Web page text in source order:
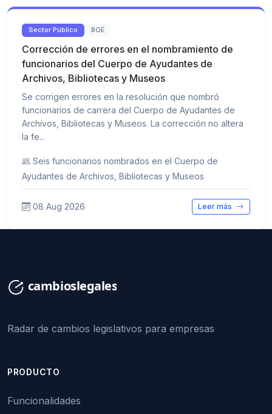
Sector Público BOE
Corrección de errores en el nombramiento de
funcionarios del Cuerpo de Ayudantes de
Archivos, Bibliotecas y Museos
Se corrigen errores en la resolución que nombró
funcionarios de carrera del Cuerpo de Ayudantes de
Archivos, Bibliotecas y Museos. La corrección no altera
la fe...
Seis funcionarios nombrados en el Cuerpo de
Ayudantes de Archivos, Bibliotecas y Museos
08 Aug 2026 Leer más
Radar de cambios legislativos para empresas
PRODUCTO
Funcionalidades